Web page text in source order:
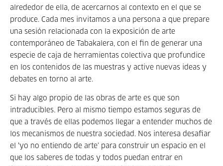
alrededor de ella, de acercarnos al contexto en el que se
produce. Cada mes invitamos a una persona a que prepare
una sesión relacionada con la exposición de arte
contemporáneo de Tabakalera, con el fin de generar una
especie de caja de herramientas colectiva que profundice
en los contenidos de las muestras y active nuevas ideas y
debates en torno al arte.
Si hay algo propio de las obras de arte es que son
intraducibles. Pero al mismo tiempo estamos seguras de
que a través de ellas podemos llegar a entender muchos de
los mecanismos de nuestra sociedad. Nos interesa desafiar
el ‘yo no entiendo de arte’ para construir un espacio en el
que los saberes de todas y todos puedan entrar en